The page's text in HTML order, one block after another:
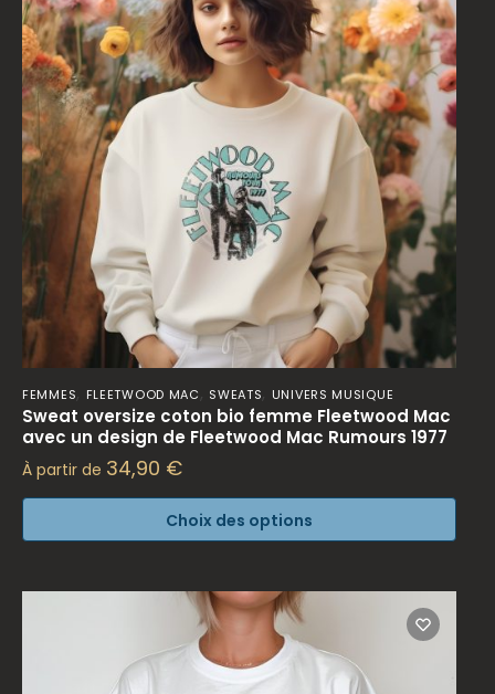
FEMMES, FLEETWOOD MAC, SWEATS, UNIVERS MUSIQUE
Sweat oversize coton bio femme Fleetwood Mac
avec un design de Fleetwood Mac Rumours 1977
À partir de 34,90 €
Choix des options